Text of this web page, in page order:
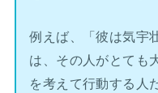
例えば、「彼は気宇
は、その人がとても
を考えて行動する人